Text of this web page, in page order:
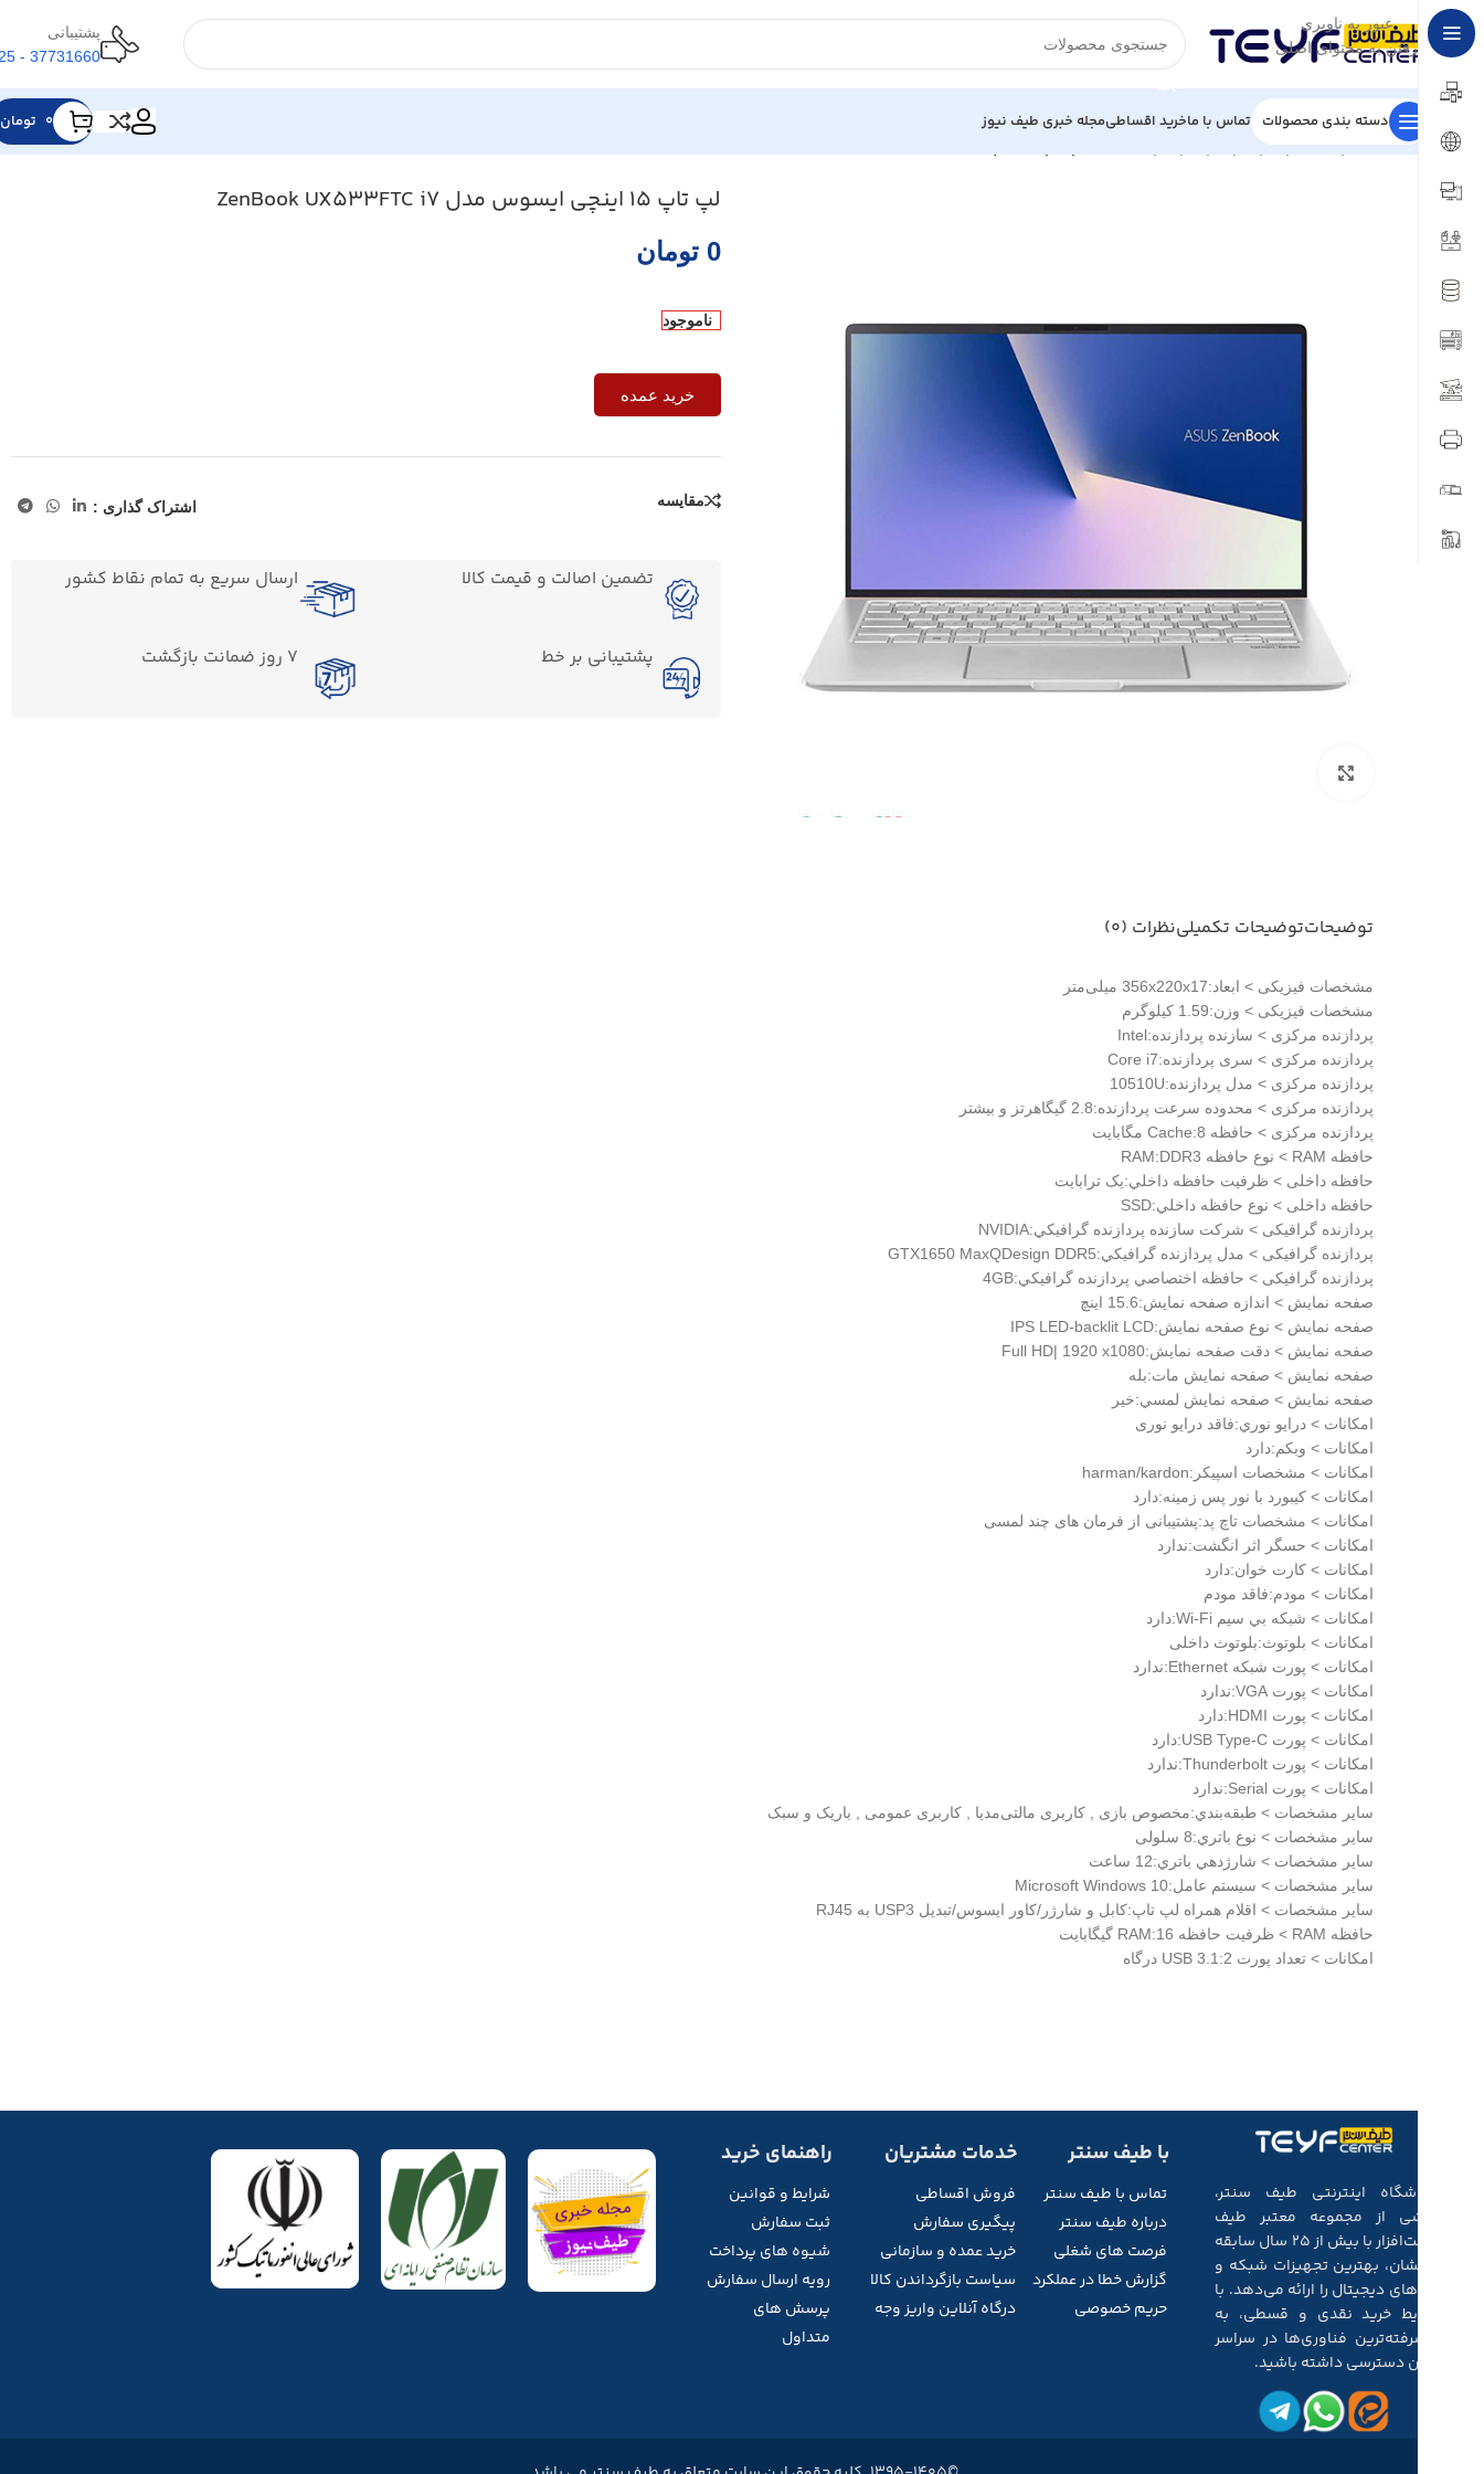
عبور به ناوبری
رفتن به محتوای اصلی
پشتیبانی
37731660 - 025
دسته بندی محصولات تماس با ماخرید اقساطیمجله خبری طیف نیوز 0 تومان
خانه/کامپیوتر و لپ تاپ
لپ تاپ 15 اینچی ایسوس مدل ZenBook UX533FTC i7
0 تومان
ناموجود
خرید عمده
مقایسه اشتراک گذاری :
تضمین اصالت و قیمت کالا ارسال سریع به تمام نقاط کشور
پشتیبانی بر خط 7 روز ضمانت بازگشت
توضیحاتتوضیحات تکمیلینظرات (0)
مشخصات فيزيکی > ابعاد:356x220x17 میلی‌متر
مشخصات فيزيکی > وزن:1.59 کیلوگرم
پردازنده مرکزی > سازنده پردازنده:Intel
پردازنده مرکزی > سری پردازنده:Core i7
پردازنده مرکزی > مدل پردازنده:10510U
پردازنده مرکزی > محدوده سرعت پردازنده:2.8 گیگاهرتز و بیشتر
پردازنده مرکزی > حافظه Cache:8 مگابایت
حافظه RAM > نوع حافظه RAM:DDR3
حافظه داخلی > ظرفيت حافظه داخلي:یک ترابایت
حافظه داخلی > نوع حافظه داخلي:SSD
پردازنده گرافيکی > شرکت سازنده پردازنده گرافيکي:NVIDIA
پردازنده گرافيکی > مدل پردازنده گرافيکي:GTX1650 MaxQDesign DDR5
پردازنده گرافيکی > حافظه اختصاصي پردازنده گرافيکي:4GB
صفحه نمايش > اندازه صفحه نمايش:15.6 اینچ
صفحه نمايش > نوع صفحه نمايش:IPS LED-backlit LCD
صفحه نمايش > دقت صفحه نمايش:Full HD| 1920 x1080
صفحه نمايش > صفحه نمايش مات:بله
صفحه نمايش > صفحه نمايش لمسي:خیر
امکانات > درايو نوري:فاقد درایو نوری
امکانات > وبکم:دارد
امکانات > مشخصات اسپيکر:harman/kardon
امکانات > کيبورد با نور پس زمينه:دارد
امکانات > مشخصات تاچ پد:پشتیبانی از فرمان های چند لمسی
امکانات > حسگر اثر انگشت:ندارد
امکانات > کارت خوان:دارد
امکانات > مودم:فاقد مودم
امکانات > شبکه بي سيم Wi-Fi:دارد
امکانات > بلوتوث:بلوتوث داخلی
امکانات > پورت شبکه Ethernet:ندارد
امکانات > پورت VGA:ندارد
امکانات > پورت HDMI:دارد
امکانات > پورت USB Type-C:دارد
امکانات > پورت Thunderbolt:ندارد
امکانات > پورت Serial:ندارد
ساير مشخصات > طبقه‌بندي:مخصوص بازی , کاربری مالتی‌مدیا , کاربری عمومی , باریک و سبک
ساير مشخصات > نوع باتري:8 سلولی
ساير مشخصات > شارژدهي باتري:12 ساعت
ساير مشخصات > سيستم عامل:Microsoft Windows 10
ساير مشخصات > اقلام همراه لپ تاپ:کابل و شارژر/کاور ایسوس/تبدیل USP3 به RJ45
حافظه RAM > ظرفیت حافظه RAM:16 گیگابایت
امکانات > تعداد پورت USB 3.1:2 درگاه
فروشگاه اینترنتی طیف سنتر،
بخشی از مجموعه‌ معتبر طیف
سخت‌افزار با بیش از ۲۵ سال سابقه‌
درخشان، بهترین تجهیزات شبکه و
کالاهای دیجیتال را ارائه می‌دهد. با
شرایط خرید نقدی و قسطی، به
پیشرفته‌ترین فناوری‌ها در سراسر
ایران دسترسی داشته باشید.
با طیف سنتر
تماس با طیف سنتر
درباره طیف سنتر
فرصت های شغلی
گزارش خطا در عملکرد
حریم خصوصی
خدمات مشتریان
فروش اقساطی
پیگیری سفارش
خرید عمده و سازمانی
سیاست بازگرداندن کالا
درگاه آنلاین واریز وجه
راهنمای خرید
شرایط و قوانین
ثبت سفارش
شیوه های پرداخت
رویه ارسال سفارش
پرسش های
متداول